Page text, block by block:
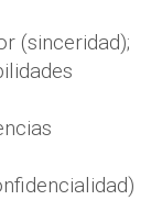
(sinceridad);